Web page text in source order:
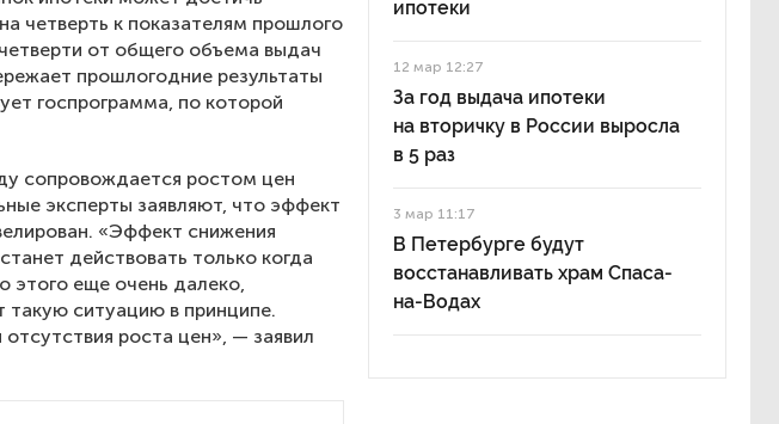
четверть к показателям прошлого
от общего объема выдач
прошлогодние результаты
госпрограмма, по которой
сопровождается ростом цен
эксперты заявляют, что эффект
«Эффект снижения
действовать только когда
этого еще очень далеко,
такую ситуацию в принципе.
роста цен», — заявил
ипотеки
12 мар 12:27
За год выдача ипотеки
на вторичку в России выросла
в 5 раз
3 мар 11:17
В Петербурге будут
восстанавливать храм Спаса-
на-Водах